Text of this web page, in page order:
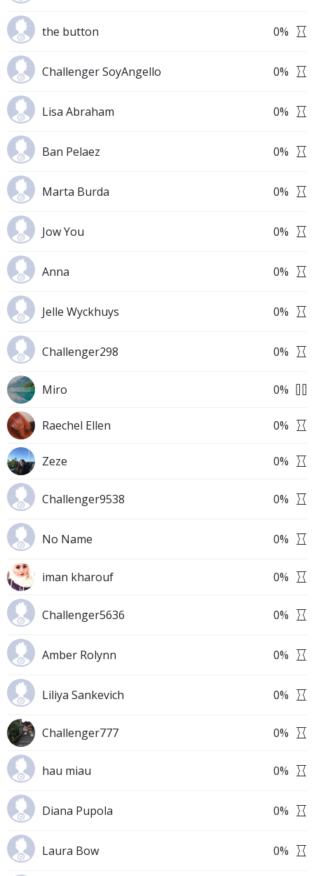
the button 0%
Challenger SoyAngello 0%
Lisa Abraham 0%
Ban Pelaez 0%
Marta Burda 0%
Jow You 0%
Anna 0%
Jelle Wyckhuys 0%
Challenger298 0%
Miro 0%
Raechel Ellen 0%
Zeze 0%
Challenger9538 0%
No Name 0%
iman kharouf 0%
Challenger5636 0%
Amber Rolynn 0%
Liliya Sankevich 0%
Challenger777 0%
hau miau 0%
Diana Pupola 0%
Laura Bow 0%